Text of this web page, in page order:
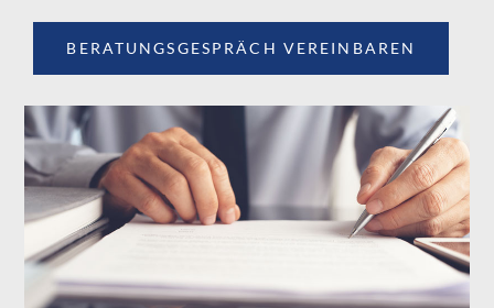
BERATUNGSGESPRÄCH VEREINBAREN